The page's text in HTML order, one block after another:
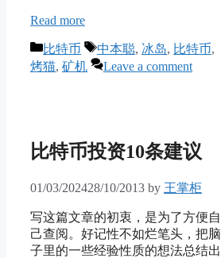
Read more
Categories
比特币 Tags
中本聪, 冰岛, 比特币,
烤猫, 矿机 Leave a comment
比特币投资10条建议
01/03/202428/10/2013 by 王掌柜
写这篇文章的初衷，是为了方便自
己查阅。好记性不如烂笔头，把脑
子里的一些经验性质的想法总结出